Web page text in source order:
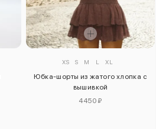
XS S M L XL
Юбка-шорты из жатого хлопка с
вышивкой
4450 ₽